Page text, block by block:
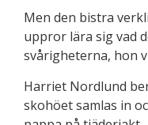
Men den bistra
uppror lära sig vad
svårigheterna, hon
Harriet Nordlund
skohöet samlas in